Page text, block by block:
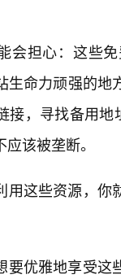
会担心：这些
生命力顽强的
接，寻找备用
该被垄断。
用这些资源，
要优雅地享受这